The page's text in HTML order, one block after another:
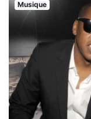
Musique